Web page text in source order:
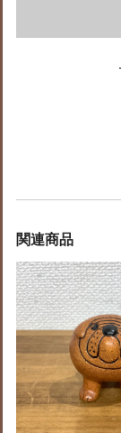
関連商品